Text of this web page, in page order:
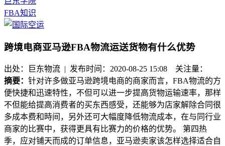
FBA知识
跨境电商亚马逊FBA物流运送货物有什么优势
出处：巨东物流 | 发布时间：2020-08-25 15:08 关注量：
摘要： 针对许多做亚马逊跨境电商的商家而言，FBA物流的方
便快捷和迅速特性，不但可以进一步提高货物运输速率，那样
不但能给提高消费者的买东西感受，还能够为店家解除合同很
多成本费和時间，另外还可大幅度降低物流成本，在与同行业
商家的比赛中，获得更具有比赛力的价格的优势。 第四热
季，应对铺天而成的订单信息，亚马逊卖家该怎样选择适合自